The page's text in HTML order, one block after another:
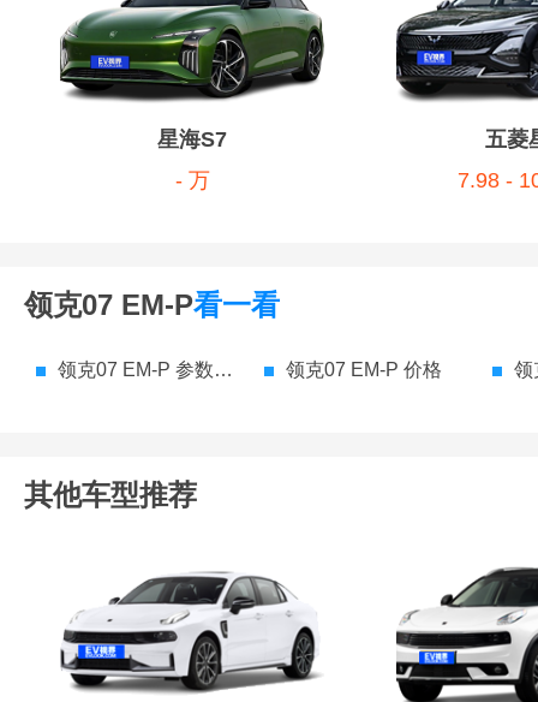
星海S7
- 万
五菱
7.98 -
领克07 EM-P看一看
领克07 EM-P 参数配置 领克07 EM-P 价格 领
其他车型推荐